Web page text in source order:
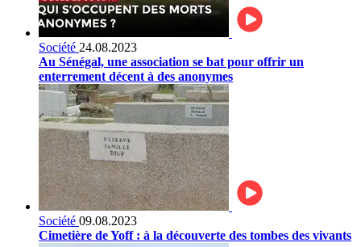
Société 24.08.2023
Au Sénégal, une association se bat pour offrir un
enterrement décent à des anonymes
Société 09.08.2023
Cimetière de Yoff : à la découverte des tombes des vivants